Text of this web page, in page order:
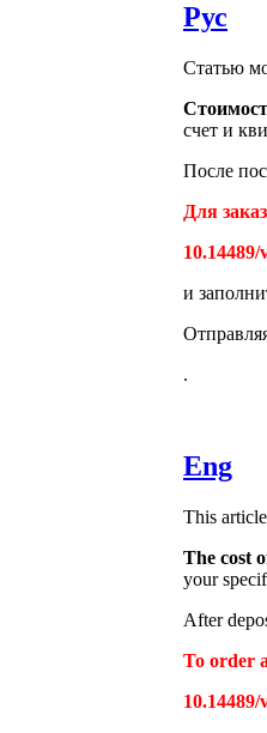
Рус
Статью
счет и
После
Для
и
.
Eng
This
The cost
your
After
To order